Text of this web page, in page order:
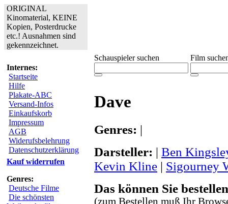
ORIGINAL
Kinomaterial, KEINE
Kopien, Posterdrucke
etc.! Ausnahmen sind
gekennzeichnet.
Internes:
Startseite
Hilfe
Plakate-ABC
Versand-Infos
Einkaufskorb
Impressum
AGB
Widerufsbelehrung
Datenschutzerklärung
Kauf widerrufen
Genres:
Deutsche Filme
Die schönsten
Schauspieler suchen Film
Dave
Genres: |
Darsteller: | Ben
Kevin Kline | Sigourney
Das können Sie
(zum Bestellen muß Ihr